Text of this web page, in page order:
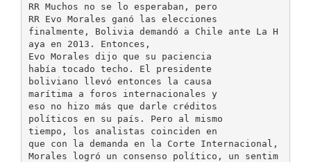
RR Muchos no se lo esperaban, pero
RR Evo Morales ganó las elecciones
finalmente, Bolivia demandó a Chile ante La H
aya en 2013. Entonces,
Evo Morales dijo que su paciencia
había tocado techo. El presidente
boliviano llevó entonces la causa
marítima a foros internacionales y
eso no hizo más que darle créditos
políticos en su país. Pero al mismo
tiempo, los analistas coinciden en
que con la demanda en la Corte Internacional,
Morales logró un consenso político, un sentim